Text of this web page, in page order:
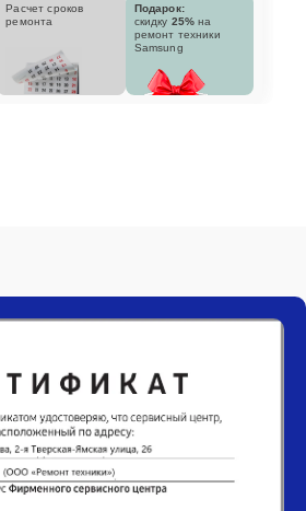
Расчет сроков
ремонта
Подарок:
скидку 25% на
ремонт техники
Samsung